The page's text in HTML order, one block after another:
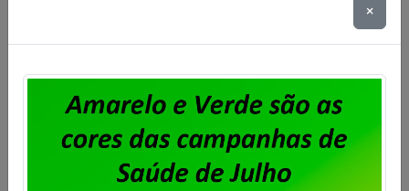
Eleita a OLT da BBTS
Imprensa em 06/11/2024
×